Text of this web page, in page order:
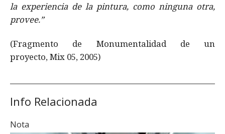
la experiencia de la pintura, como ninguna otra,
provee.”
(Fragmento de Monumentalidad de un
proyecto, Mix 05, 2005)
Info Relacionada
Nota